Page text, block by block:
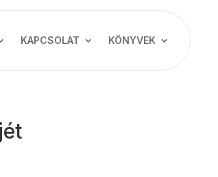
KAPCSOLAT KÖNYVEK